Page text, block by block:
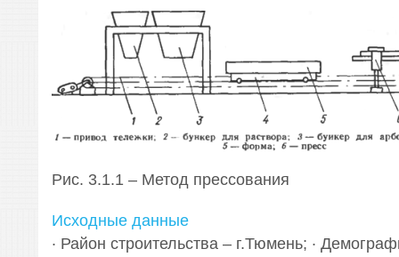
Рис. 3.1.1 – Метод прессования
Исходные данные
· Район строительства – г.Тюмень; ·